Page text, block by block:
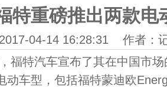
特重磅推出两款电
2017-04-14 16:28:31 作者：
福特汽车宣布了其在中国市
动车型，包括福特蒙迪欧